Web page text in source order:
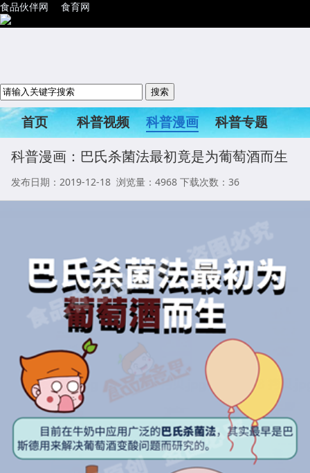
食品伙伴网 食育网
首页 科普视频 科普漫画
科普专题
科普活动
科普漫画：巴氏杀菌法最初竟是为葡萄酒而生
发布日期：2019-12-18 浏览量： 4968 下载次数：36